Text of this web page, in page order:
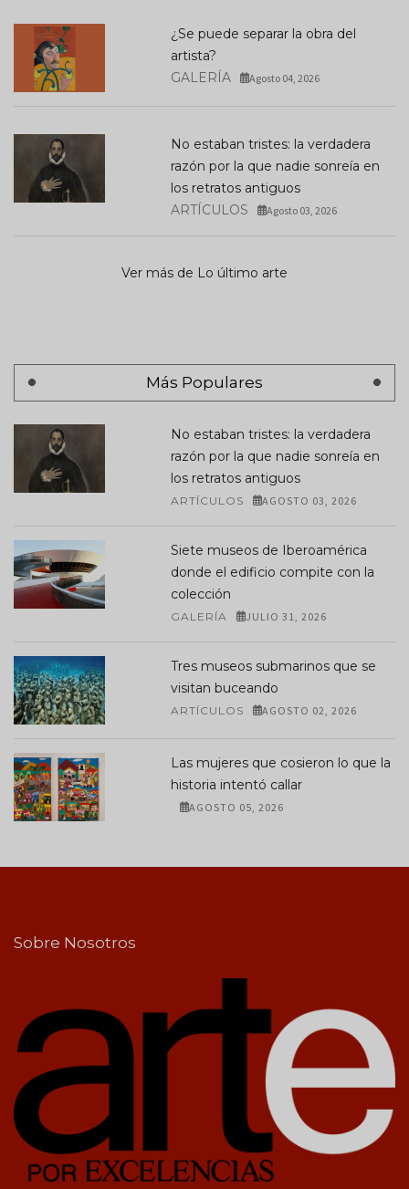
¿Se puede separar la obra del
artista?
GALERÍA
Agosto 04, 2026
No estaban tristes: la verdadera
razón por la que nadie sonreía en
los retratos antiguos
ARTÍCULOS
Agosto 03, 2026
Ver más de Lo último arte
Más Populares
No estaban tristes: la verdadera
razón por la que nadie sonreía en
los retratos antiguos
ARTÍCULOS AGOSTO 03, 2026
Siete museos de Iberoamérica
donde el edificio compite con la
colección
GALERÍA JULIO 31, 2026
Tres museos submarinos que se
visitan buceando
ARTÍCULOS AGOSTO 02, 2026
Las mujeres que cosieron lo que la
historia intentó callar
AGOSTO 05, 2026
Sobre Nosotros